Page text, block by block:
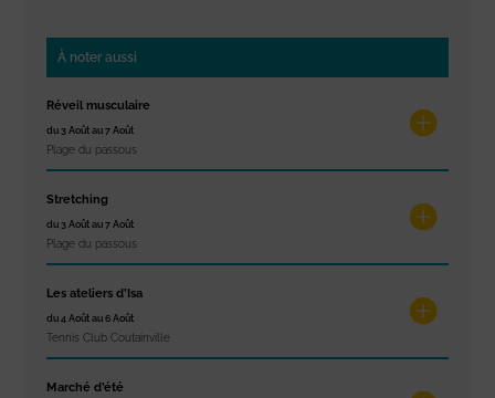
À noter aussi
Réveil musculaire
du 3 Août au 7 Août
Plage du passous
Stretching
du 3 Août au 7 Août
Plage du passous
Les ateliers d’Isa
du 4 Août au 6 Août
Tennis Club Coutainville
Marché d’été